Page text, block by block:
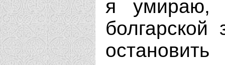
я умираю,